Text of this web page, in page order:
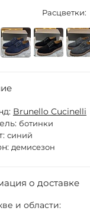
Расцветки:
Brunello Cucinelli
ботинки
синий
демисезон
о доставке
и области: